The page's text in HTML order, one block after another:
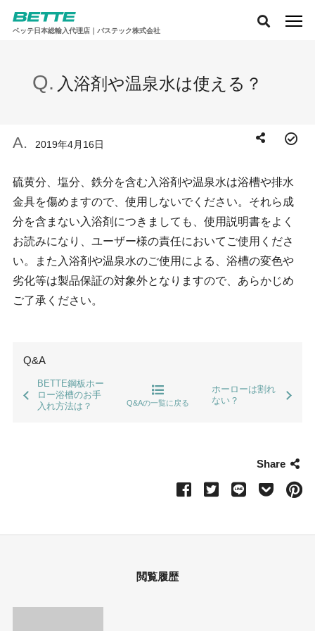
ベッテ日本総輸入代理店｜バステック株式会社
入浴剤や温泉水は使える？
2019年4月16日
硫黄分、塩分、鉄分を含む入浴剤や温泉水は浴槽や排水
金具を傷めますので、使用しないでください。それら成
分を含まない入浴剤につきましても、使用説明書をよく
お読みになり、ユーザー様の責任においてご使用くださ
い。また入浴剤や温泉水のご使用による、浴槽の変色や
劣化等は製品保証の対象外となりますので、あらかじめ
ご了承ください。
Q&A
BETTE鋼板ホー
ロー浴槽のお手
入れ方法は？
Q&Aの一覧に戻る
ホーローは割れ
ない？
Share
閲覧履歴